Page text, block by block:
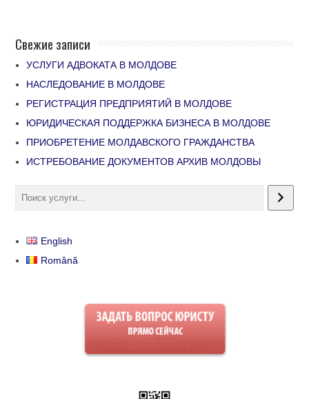
Свежие записи
УСЛУГИ АДВОКАТА В МОЛДОВЕ
НАСЛЕДОВАНИЕ В МОЛДОВЕ
РЕГИСТРАЦИЯ ПРЕДПРИЯТИЙ В МОЛДОВЕ
ЮРИДИЧЕСКАЯ ПОДДЕРЖКА БИЗНЕСА В МОЛДОВЕ
ПРИОБРЕТЕНИЕ МОЛДАВСКОГО ГРАЖДАНСТВА
ИСТРЕБОВАНИЕ ДОКУМЕНТОВ АРХИВ МОЛДОВЫ
English
Română